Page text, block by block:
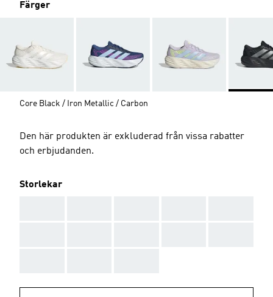
Färger
Core Black / Iron Metallic / Carbon
Den här produkten är exkluderad från vissa rabatter
och erbjudanden.
Storlekar